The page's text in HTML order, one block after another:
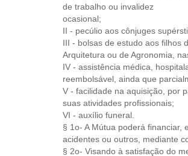
de trabalho ou invalidez
ocasional;
II - pecúlio aos cônjuges
III - bolsas de estudo aos filhos
Arquitetura ou de Agronomia,
IV - assistência médica,
reembolsável, ainda que
V - facilidade na aquisição, por
suas atividades profissionais;
VI - auxílio funeral.
§ 1o- A Mútua poderá financiar,
acidentes ou outros, mediante
§ 2o- Visando à satisfação do